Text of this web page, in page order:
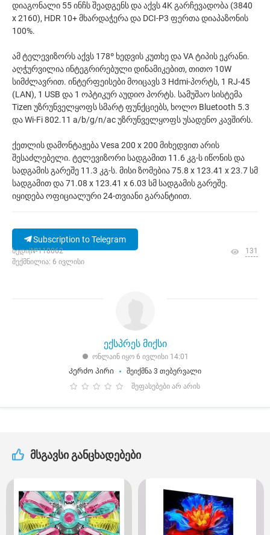
დიაგონალი 55 ინჩს შეადგენს და აქვს 4K გარჩევადობა (3840
x 2160), HDR 10+ მხარდაჭერა და DCI-P3 ფერთა დიაპაზონის
100%.
ამ ტელევიზორს აქვს 178º ხედვის კუთხე და VA ტიპის ეკრანი.
აღჭურვილია ინტეგრირებული დინამიკებით, თითო 10W
სიმძლავრით. ინტერფეისები მოიცავს 3 Hdmi-პორტს, 1 RJ-45
(LAN), 1 USB და 1 ოპტიკურ აუდიო პორტს. სამუშაო სისტემა
Tizen უზრუნველყოფს სმარტ ფუნქციებს, ხოლო Bluetooth 5.3
და Wi-Fi 802.11 a/b/g/n/ac უზრუნველყოფს უსადენო კავშირს.
ქეთლის დამონტაჟება Vesa 200 x 200 მიხედვით არის
შესაძლებელი. ტელევიზორი სადგამით 11.6 კგ-ს იწონის და
სადგამის გარეშე 11.3 კგ-ს. მისი ზომებია 75.8 x 123.41 x 23.7 სმ
სადგამით და 71.08 x 123.41 x 6.03 სმ სადგამის გარეშე.
იყიდება ოფიციალური 24-თვიანი გარანტიით.
Subscription to Telegram
ხედი|№118062
შექმნილია: 6 ივლისი
131
ექსპრეს მიქსი
ონლაინ იყო 6 ივლისი 14:01
Კერძო პირი
შეიქმნა 3 თებერვალი
შეფასებები არ არის
მსგავსი განცხადებები